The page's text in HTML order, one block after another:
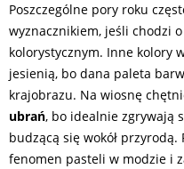
Poszczególne pory roku
wyznacznikiem, jeśli chodzi
kolorystycznym. Inne kolory
jesienią, bo dana paleta
krajobrazu. Na wiosnę
ubrań, bo idealnie zgrywają
budzącą się wokół
fenomen pasteli w modzie i